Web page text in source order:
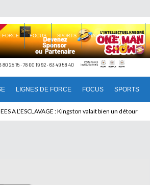
LIGNES DE FORCE FOCUS SPORTS
FORCE FOCUS SPORTS DIALOGUE INTERIEUR
Patrice quitte le pouvoir sans partir !